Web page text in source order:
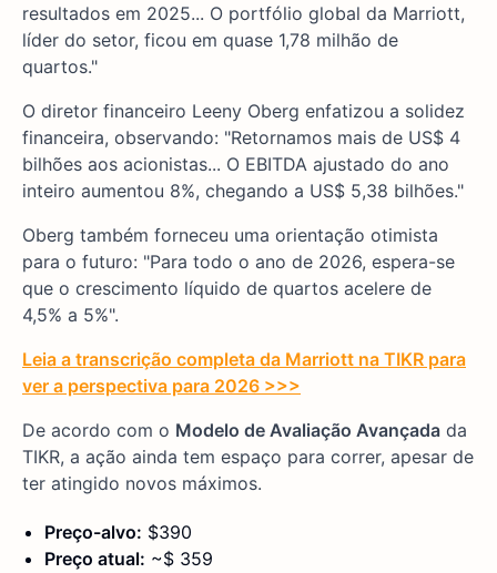
resultados em 2025... O portfólio global da Marriott,
líder do setor, ficou em quase 1,78 milhão de
quartos."
O diretor financeiro Leeny Oberg enfatizou a solidez
financeira, observando: "Retornamos mais de US$ 4
bilhões aos acionistas... O EBITDA ajustado do ano
inteiro aumentou 8%, chegando a US$ 5,38 bilhões."
Oberg também forneceu uma orientação otimista
para o futuro: "Para todo o ano de 2026, espera-se
que o crescimento líquido de quartos acelere de
4,5% a 5%".
Leia a transcrição completa da Marriott na TIKR para
ver a perspectiva para 2026 >>>
De acordo com o Modelo de Avaliação Avançada da
TIKR, a ação ainda tem espaço para correr, apesar de
ter atingido novos máximos.
Preço-alvo: $390
Preço atual: ~$ 359